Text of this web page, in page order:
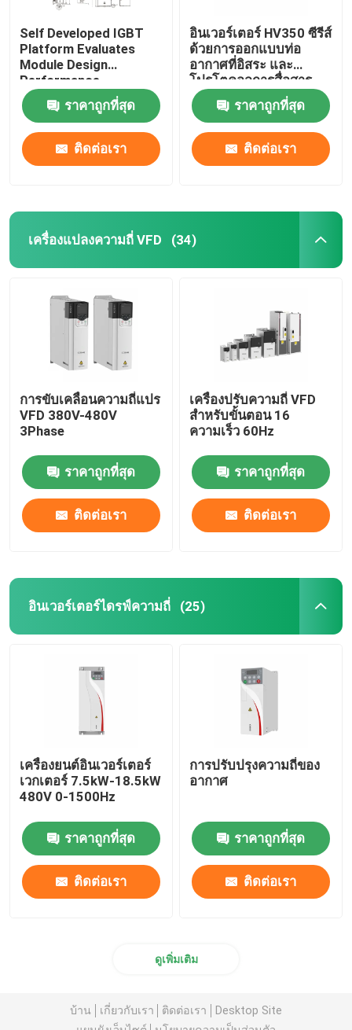
Self Developed IGBT
Platform Evaluates
Module Design
Performance
ราคาถูกที่สุด
ติดต่อเรา
อินเวอร์เตอร์ HV350 ซีรีส์
ด้วยการออกแบบท่อ
อากาศที่อิสระ และ
โปรโตคอลการสื่อสาร
Modbus RTU
50Hz/60Hz ± 5% ความถี่
การเข้า
ราคาถูกที่สุด
ติดต่อเรา
เครื่องแปลงความถี่ VFD (34)
การขับเคลื่อนความถี่แปร
VFD 380V-480V
3Phase
ราคาถูกที่สุด
ติดต่อเรา
เครื่องปรับความถี่ VFD
สําหรับขั้นตอน 16
ความเร็ว 60Hz
ราคาถูกที่สุด
ติดต่อเรา
อินเวอร์เตอร์ไดรฟ์ความถี่ (25)
เครื่องยนต์อินเวอร์เตอร์
เวกเตอร์ 7.5kW-18.5kW
480V 0-1500Hz
ราคาถูกที่สุด
ติดต่อเรา
การปรับปรุงความถี่ของ
อากาศ
ราคาถูกที่สุด
ติดต่อเรา
ดูเพิ่มเติม
บ้าน เกี่ยวกับเรา ติดต่อเรา
Desktop Site